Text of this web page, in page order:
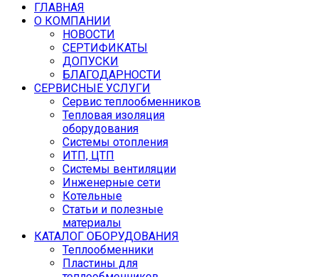
ГЛАВНАЯ
О КОМПАНИИ
НОВОСТИ
СЕРТИФИКАТЫ
ДОПУСКИ
БЛАГОДАРНОСТИ
СЕРВИСНЫЕ УСЛУГИ
Сервис теплообменников
Тепловая изоляция
оборудования
Системы отопления
ИТП, ЦТП
Системы вентиляции
Инженерные сети
Котельные
Статьи и полезные
материалы
КАТАЛОГ ОБОРУДОВАНИЯ
Теплообменники
Пластины для